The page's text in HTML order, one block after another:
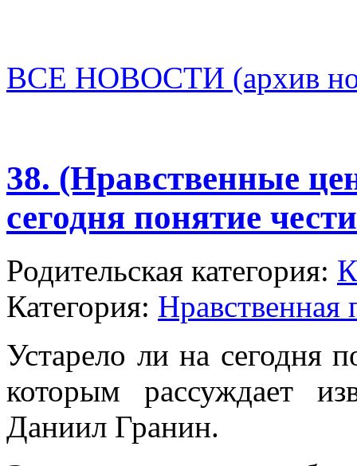
ВСЕ НОВОСТИ (архив
38. (Нравственные
сегодня понятие
Родительская категория:
Категория: Нравственная
Устарело ли на сегодня
которым рассуждает
Даниил Гранин.